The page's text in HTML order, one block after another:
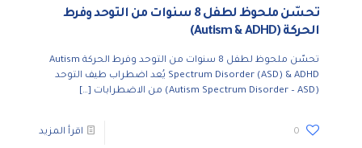
تحسّن ملحوظ لطفل 8 سنوات من التوحد وفرط
الحركة (Autism & ADHD)
تحسّن ملحوظ لطفل 8 سنوات من التوحد وفرط الحركة Autism
Spectrum Disorder (ASD) & ADHD يُعد اضطراب طيف التوحد
(Autism Spectrum Disorder – ASD) من الاضطرابات
[…]
0 اقرأ المزيد